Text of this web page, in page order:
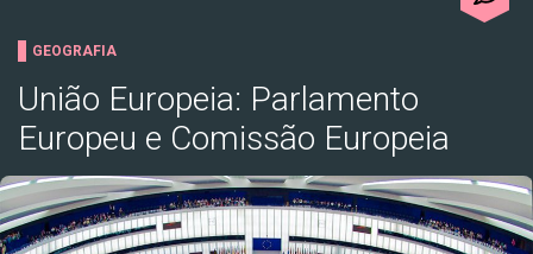
GEOGRAFIA
União Europeia: Parlamento
Europeu e Comissão Europeia